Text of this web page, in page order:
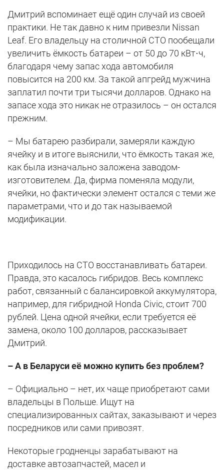
Дмитрий вспоминает ещё один случай из своей
практики. Не так давно к ним привезли Nissan
Leaf. Его владельцу на столичной СТО пообещали
увеличить ёмкость батареи – от 50 до 70 кВт⋅ч,
благодаря чему запас хода автомобиля
повысится на 200 км. За такой апгрейд мужчина
заплатил почти три тысячи долларов. Однако на
запасе хода это никак не отразилось – он остался
прежним.
– Мы батарею разбирали, замеряли каждую
ячейку и в итоге выяснили, что ёмкость такая же,
как была изначально заложена заводом-
изготовителем. Да, фирма поменяла модули,
ячейки, но фактически элемент остался с теми же
параметрами, что и до так называемой
модификации.
Приходилось на СТО восстанавливать батареи.
Правда, это касалось гибридов. Весь комплекс
работ, связанный с балансировкой аккумулятора,
например, для гибридной Honda Civic, стоит 700
рублей. Цена одной ячейки, если требуется её
замена, около 100 долларов, рассказывает
Дмитрий.
– А в Беларуси её можно купить без проблем?
– Официально – нет, их чаще приобретают сами
владельцы в Польше. Ищут на
специализированных сайтах, заказывают и через
посредников или сами привозят.
Некоторые гродненцы зарабатывают на
доставке автозапчастей, масел и